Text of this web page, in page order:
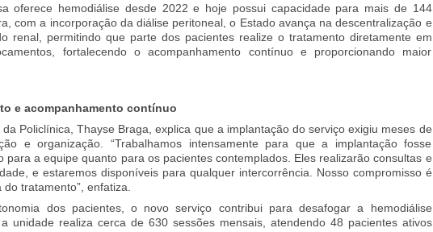
oferece hemodiálise desde 2022 e hoje possui capacidade para mais de 144
com a incorporação da diálise peritoneal, o Estado avança na descentralização e
renal, permitindo que parte dos pacientes realize o tratamento diretamente em
fortalecendo o acompanhamento contínuo e proporcionando maior
e acompanhamento contínuo
Policlínica, Thayse Braga, explica que a implantação do serviço exigiu meses de
e organização. “Trabalhamos intensamente para que a implantação fosse
para a equipe quanto para os pacientes contemplados. Eles realizarão consultas e
e estaremos disponíveis para qualquer intercorrência. Nosso compromisso é
tratamento”, enfatiza.
dos pacientes, o novo serviço contribui para desafogar a hemodiálise
a unidade realiza cerca de 630 sessões mensais, atendendo 48 pacientes ativos